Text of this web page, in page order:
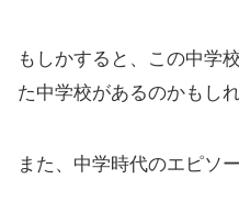
もしかすると、この中学
た中学校があるのかもし
また、中学時代のエピソ